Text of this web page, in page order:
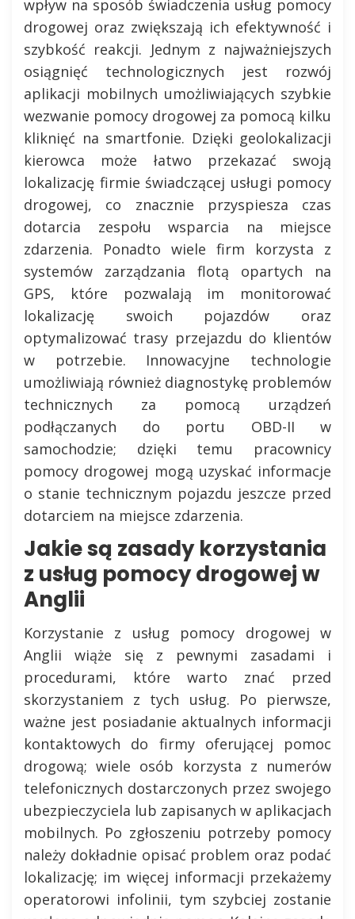
wpływ na sposób świadczenia usług pomocy
drogowej oraz zwiększają ich efektywność i
szybkość reakcji. Jednym z najważniejszych
osiągnięć technologicznych jest rozwój
aplikacji mobilnych umożliwiających szybkie
wezwanie pomocy drogowej za pomocą kilku
kliknięć na smartfonie. Dzięki geolokalizacji
kierowca może łatwo przekazać swoją
lokalizację firmie świadczącej usługi pomocy
drogowej, co znacznie przyspiesza czas
dotarcia zespołu wsparcia na miejsce
zdarzenia. Ponadto wiele firm korzysta z
systemów zarządzania flotą opartych na
GPS, które pozwalają im monitorować
lokalizację swoich pojazdów oraz
optymalizować trasy przejazdu do klientów
w potrzebie. Innowacyjne technologie
umożliwiają również diagnostykę problemów
technicznych za pomocą urządzeń
podłączanych do portu OBD-II w
samochodzie; dzięki temu pracownicy
pomocy drogowej mogą uzyskać informacje
o stanie technicznym pojazdu jeszcze przed
dotarciem na miejsce zdarzenia.
Jakie są zasady korzystania
z usług pomocy drogowej w
Anglii
Korzystanie z usług pomocy drogowej w
Anglii wiąże się z pewnymi zasadami i
procedurami, które warto znać przed
skorzystaniem z tych usług. Po pierwsze,
ważne jest posiadanie aktualnych informacji
kontaktowych do firmy oferującej pomoc
drogową; wiele osób korzysta z numerów
telefonicznych dostarczonych przez swojego
ubezpieczyciela lub zapisanych w aplikacjach
mobilnych. Po zgłoszeniu potrzeby pomocy
należy dokładnie opisać problem oraz podać
lokalizację; im więcej informacji przekażemy
operatorowi infolinii, tym szybciej zostanie